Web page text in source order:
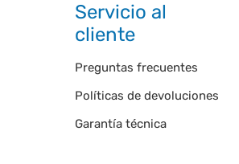
Servicio al
cliente
Preguntas frecuentes
Políticas de devoluciones
Garantía técnica